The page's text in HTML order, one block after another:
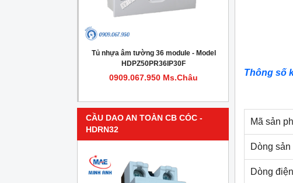
Tủ nhựa âm tường 36 module - Model
HDPZ50PR36IP30F
0909.067.950 Ms.Châu
CẦU DAO AN TOÀN CB CÓC -
HDRN32
Thông số
Mã sản
Dòng sản
Dòng